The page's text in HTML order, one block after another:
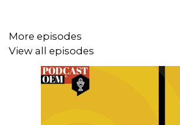
More episodes
View all episodes